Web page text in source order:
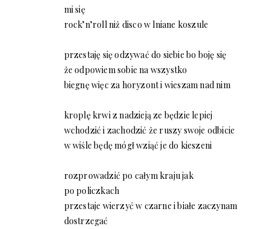
mi się
rock’n’roll niż disco w lniane koszule
przestaję się odzywać do siebie bo boję się
że odpowiem sobie na wszystko
biegnę więc za horyzont i wieszam nad nim
kroplę krwi z nadzieją ze będzie lepiej
wchodzić i zachodzić że ruszy swoje odbicie
w wiśle będę mógł wziąć je do kieszeni
rozprowadzić po całym kraju jak
po policzkach
przestaje wierzyć w czarne i białe zaczynam
dostrzegać